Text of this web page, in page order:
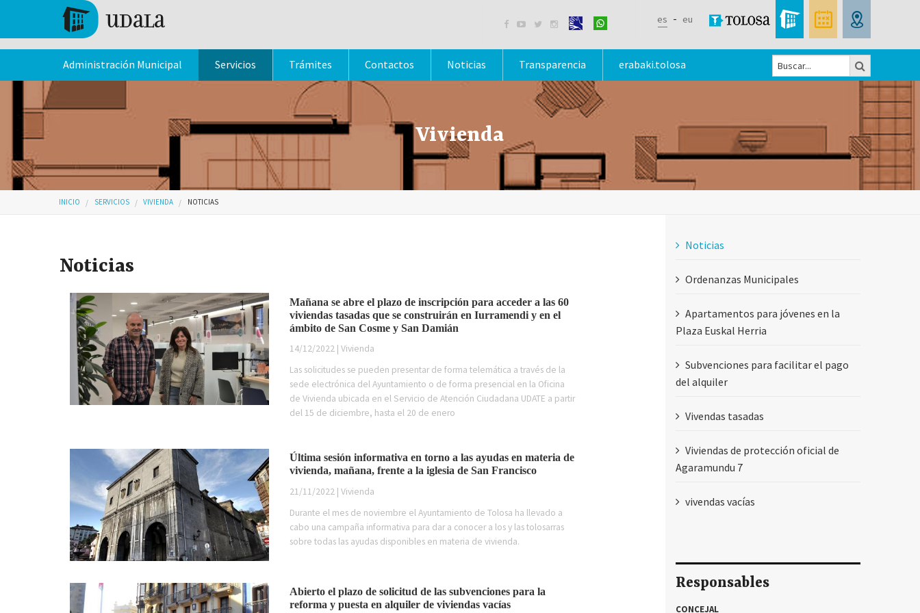
Pasar al contenido principal
    es eu
Formulario
búsqueda
Administración Municipal Servicios Trámites Contactos Noticias Transparencia erabaki.tolosa
Vivienda
Usted está aquí
INICIO SERVICIOS VIVIENDA NOTICIAS
Noticias
Mañana se abre el plazo de inscripción para acceder a las 60
viviendas tasadas que se construirán en Iurramendi y en el
ámbito de San Cosme y San Damián
14/12/2022 | Vivienda
Las solicitudes se pueden presentar de forma telemática a través de la
sede electrónica del Ayuntamiento o de forma presencial en la Oficina
de Vivienda ubicada en el Servicio de Atención Ciudadana UDATE a partir
del 15 de diciembre, hasta el 20 de enero
Última sesión informativa en torno a las ayudas en materia de
vivienda, mañana, frente a la iglesia de San Francisco
21/11/2022 | Vivienda
Durante el mes de noviembre el Ayuntamiento de Tolosa ha llevado a
cabo una campaña informativa para dar a conocer a los y las tolosarras
sobre todas las ayudas disponibles en materia de vivienda.
Abierto el plazo de solicitud de las subvenciones para la
reforma y puesta en alquiler de viviendas vacías
Noticias
Ordenanzas Municipales
Apartamentos para jóvenes en la
Plaza Euskal Herria
Subvenciones para facilitar el pago
del alquiler
Vivendas tasadas
Viviendas de protección oficial de
Agaramundu 7
vivendas vacías
Responsables
CONCEJAL